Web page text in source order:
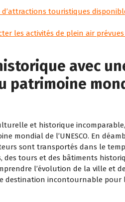
touristiques
les activités de plein air prévues
avec
patrimoine
et historique
mondial de l’UNESCO. En
sont transportés dans le
des tours et des bâtiments
l’évolution de la ville et
destination incontournable pour